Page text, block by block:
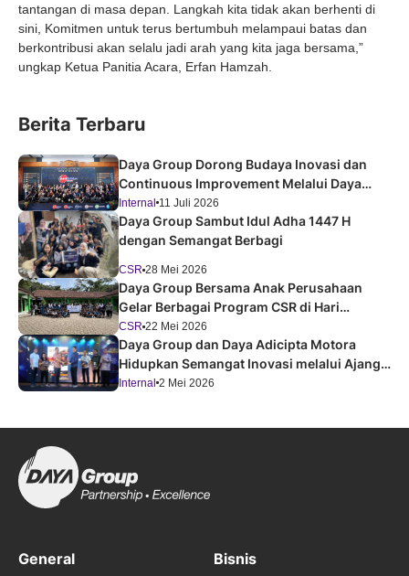
tantangan di masa depan. Langkah kita tidak akan berhenti di
sini, Komitmen untuk terus bertumbuh melampaui batas dan
berkontribusi akan selalu jadi arah yang kita jaga bersama,”
ungkap Ketua Panitia Acara, Erfan Hamzah.
Berita Terbaru
Daya Group Dorong Budaya Inovasi dan
Continuous Improvement Melalui Daya
Improvement Forum 2026
Internal 11 Juli 2026
Daya Group Sambut Idul Adha 1447 H
dengan Semangat Berbagi
CSR 28 Mei 2026
Daya Group Bersama Anak Perusahaan
Gelar Berbagai Program CSR di Hari
Pendidikan Nasional 2026
CSR 22 Mei 2026
Daya Group dan Daya Adicipta Motora
Hidupkan Semangat Inovasi melalui Ajang
Festival Improvement 2026
Internal 2 Mei 2026
General Bisnis